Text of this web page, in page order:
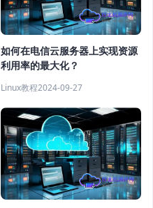
如何在电信云服务器上实现资源
利用率的最大化？
Linux教程2024-09-27